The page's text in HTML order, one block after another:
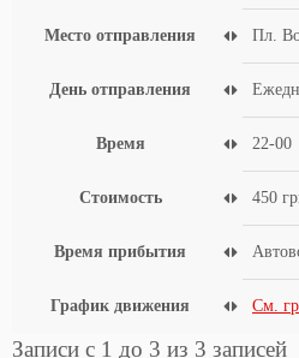
Место отправления
День отправления
Время
Стоимость
Время прибытия
График движения
Пл.
22-00
450
См.
Записи с 1 до 3 из 3 записей